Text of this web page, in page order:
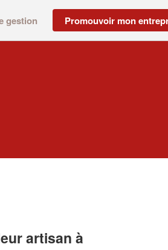
gestion Promouvoir mon
artisan à